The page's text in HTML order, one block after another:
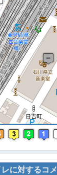
に対するコ